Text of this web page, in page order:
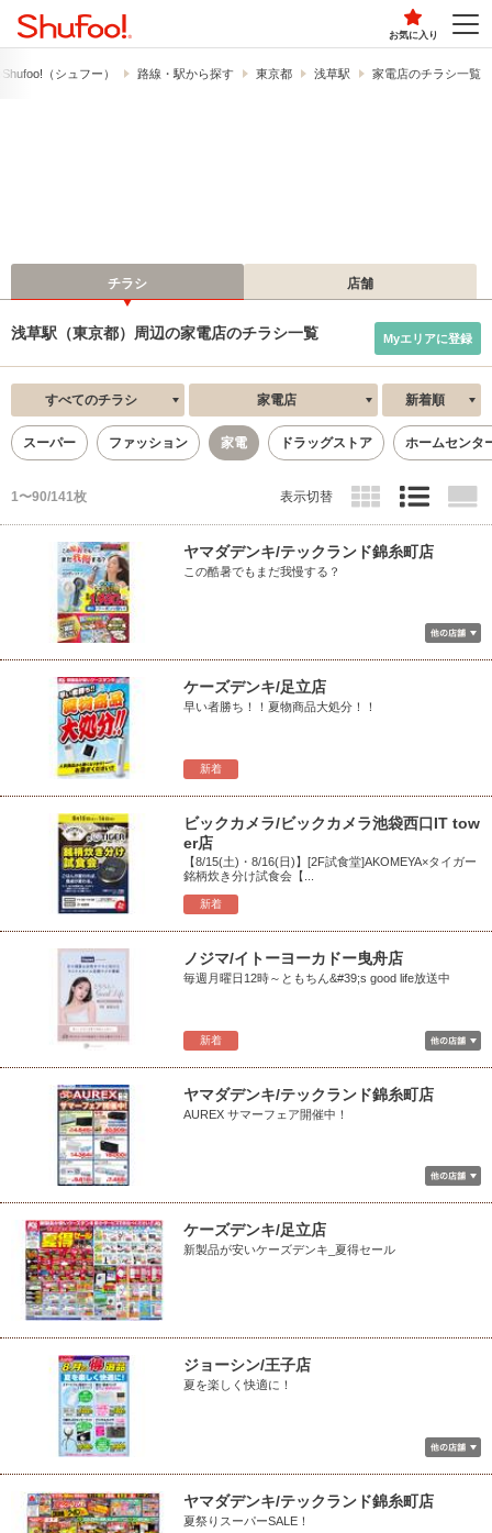
お気に入り
（シュフー） 路線・駅から探す 東京都 浅草駅 家電店のチラシ一覧
チラシ 店舗
浅草駅（東京都）周辺の家電店のチラシ一覧 Myエリアに登録
すべてのチラシ 家電店 新着順
スーパー ファッション 家電 ドラッグストア ホームセンタ
1〜90/141枚 表示切替
ヤマダデンキ/テックランド錦糸町店
この酷暑でもまだ我慢する？
新着
ケーズデンキ/足立店
早い者勝ち！！夏物商品大処分！！
新着
ビックカメラ/ビックカメラ池袋西口IT tow
er店
【8/15(土)・8/16(日)】[2F試食堂]AKOMEYA×タイガー
銘柄炊き分け試食会【...
新着
ノジマ/イトーヨーカドー曳舟店
毎週月曜日12時～ともちん&#39;s good life放送中
ヤマダデンキ/テックランド錦糸町店
AUREX サマーフェア開催中！
ケーズデンキ/足立店
新製品が安いケーズデンキ_夏得セール
ジョーシン/王子店
夏を楽しく快適に！
ヤマダデンキ/テックランド錦糸町店
夏祭りスーパーSALE！